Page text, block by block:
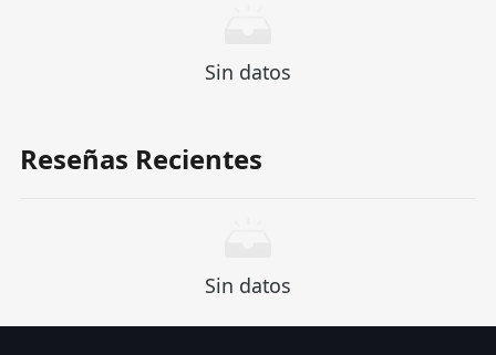
Sin datos
Reseñas Recientes
Sin datos